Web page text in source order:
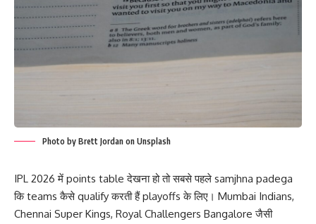
Photo by Brett Jordan on Unsplash
IPL 2026 में points table देखना हो तो सबसे पहले samjhna padega
कि teams कैसे qualify करती हैं playoffs के लिए। Mumbai Indians,
Chennai Super Kings, Royal Challengers Bangalore जैसी